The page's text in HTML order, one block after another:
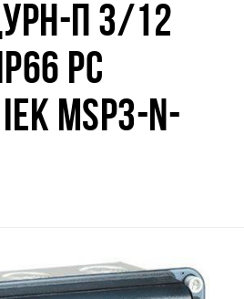
П 3/12
PC
MSP3-N-